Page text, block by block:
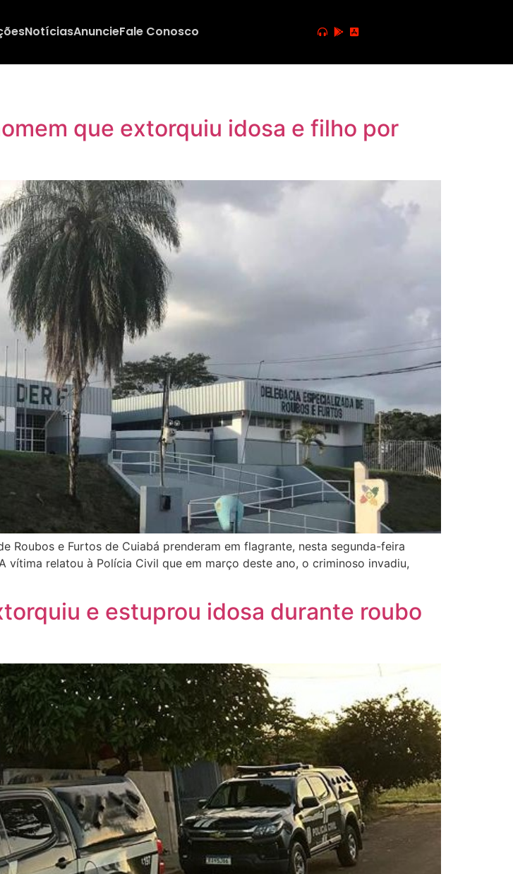
NotíciasAnuncieFale Conosco
que extorquiu idosa e filho por
Roubos e Furtos de Cuiabá prenderam em flagrante, nesta segunda-feira
relatou à Polícia Civil que em março deste ano, o criminoso invadiu,
e estuprou idosa durante roubo